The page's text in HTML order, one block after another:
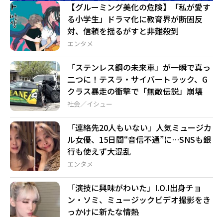
エンタメ
【グルーミング美化の危険】「私が愛す
る小学生」ドラマ化に教育界が断固反
対、信頼を揺るがすと非難殺到
社会／イシュー
「ステンレス鋼の未来車」が一瞬で真っ
二つに！テスラ・サイバートラック、G
クラス暴走の衝撃で「無敵伝説」崩壊
エンタメ
「連絡先20人もいない」人気ミュージカ
ル女優、15日間“音信不通”に…SNSも銀
行も使えず大混乱
「演技に興味がわいた」I.O.I出身チョ
ン・ソミ、ミュージックビデオ撮影をき
っかけに新たな情熱